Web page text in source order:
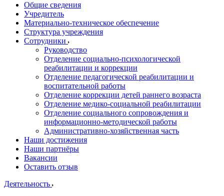
Общие сведения
Учредитель
Материально-техническое обеспечение
Структура учреждения
Сотрудники
Руководство
Отделение социально-психологической
реабилитации и коррекции
Отделение педагогической реабилитации и
воспитательной работы
Отделение коррекции детей раннего возраста
Отделение медико-социальной реабилитации
Отделение социального сопровождения и
информационно-методической работы
Административно-хозяйственная часть
Наши достижения
Наши партнёры
Вакансии
Оставить отзыв
Деятельность